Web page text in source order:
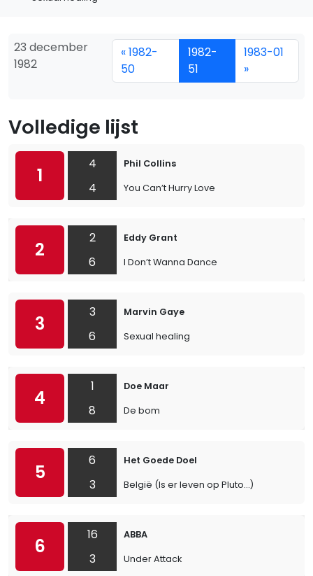
23 december
1982
« 1982-
50
1982-
51
1983-01
»
Volledige lijst
1
4
4
Phil Collins
You Can’t Hurry Love
2
2
6
Eddy Grant
I Don’t Wanna Dance
3
3
6
Marvin Gaye
Sexual healing
4
1
8
Doe Maar
De bom
5
6
3
Het Goede Doel
België (Is er leven op Pluto…)
6
16
3
ABBA
Under Attack